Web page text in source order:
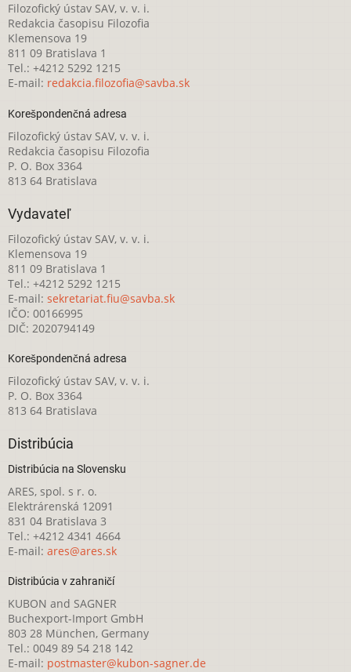
Filozofický ústav SAV, v. v. i.
Redakcia časopisu Filozofia
Klemensova 19
811 09 Bratislava 1
Tel.: +4212 5292 1215
E-mail: redakcia.filozofia@savba.sk
Korešpondenčná adresa
Filozofický ústav SAV, v. v. i.
Redakcia časopisu Filozofia
P. O. Box 3364
813 64 Bratislava
Vydavateľ
Filozofický ústav SAV, v. v. i.
Klemensova 19
811 09 Bratislava 1
Tel.: +4212 5292 1215
E-mail: sekretariat.fiu@savba.sk
IČO: 00166995
DIČ: 2020794149
Korešpondenčná adresa
Filozofický ústav SAV, v. v. i.
P. O. Box 3364
813 64 Bratislava
Distribúcia
Distribúcia na Slovensku
ARES, spol. s r. o.
Elektrárenská 12091
831 04 Bratislava 3
Tel.: +4212 4341 4664
E-mail: ares@ares.sk
Distribúcia v zahraničí
KUBON and SAGNER
Buchexport-Import GmbH
803 28 München, Germany
Tel.: 0049 89 54 218 142
E-mail: postmaster@kubon-sagner.de